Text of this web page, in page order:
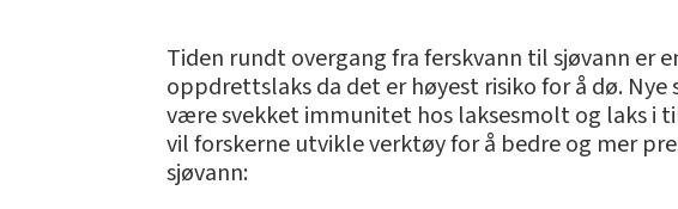
Tiden rundt overgang fra ferskvann til sjøvann
oppdrettslaks da det er høyest risiko for å dø.
være svekket immunitet hos laksesmolt og laks i
vil forskerne utvikle verktøy for å bedre og mer
sjøvann: